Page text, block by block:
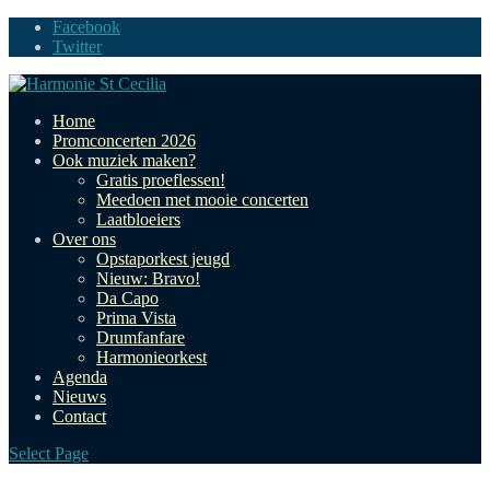
Facebook
Twitter
Home
Promconcerten 2026
Ook muziek maken?
Gratis proeflessen!
Meedoen met mooie concerten
Laatbloeiers
Over ons
Opstaporkest jeugd
Nieuw: Bravo!
Da Capo
Prima Vista
Drumfanfare
Harmonieorkest
Agenda
Nieuws
Contact
Select Page